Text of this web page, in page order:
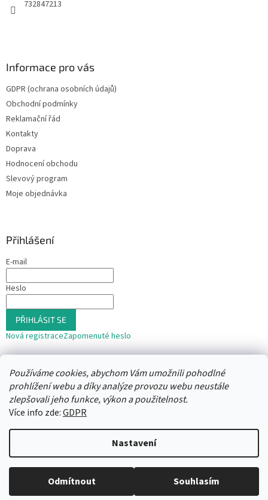
Používáme cookies, abychom Vám umožnili pohodlné
prohlížení webu a díky analýze provozu webu neustále
zlepšovali jeho funkce, výkon a použitelnost.
Více info zde:GDPR
Nastavení
Odmítnout Souhlasím
732847213
Informace pro vás
GDPR (ochrana osobních údajů)
Obchodní podmínky
Reklamační řád
Kontakty
Doprava
Hodnocení obchodu
Slevový program
Moje objednávka
Přihlášení
E-mail
Heslo
PŘIHLÁSIT SE
Nová registraceZapomenuté heslo
nebo
Přihlásit se přes Seznam
Copyright 2026Trafika12. Všechna práva vyhrazena.Upravit